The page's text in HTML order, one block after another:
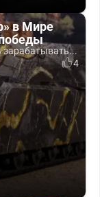
в Мире
зарабатывать...
4